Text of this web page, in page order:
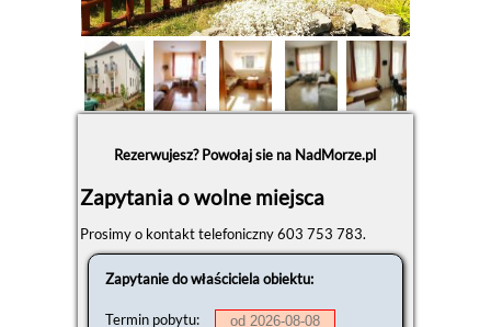
Rezerwujesz? Powołaj sie na NadMorze.pl
Zapytania o wolne miejsca
Prosimy o kontakt telefoniczny 603 753 783.
Zapytanie do właściciela obiektu:
Termin pobytu: